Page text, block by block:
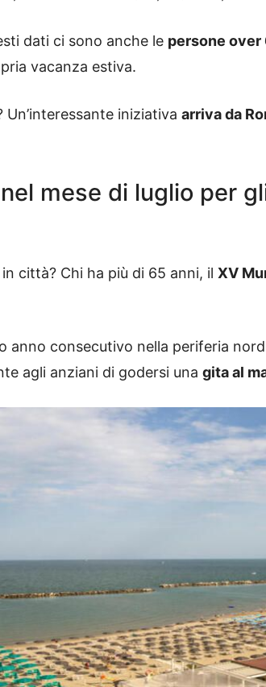
dati ci sono anche le persone over
vacanza estiva.
iniziativa arriva da
mese di luglio per
in città? Chi ha più di 65 anni, il XV
anno consecutivo nella periferia
agli anziani di godersi una gita al